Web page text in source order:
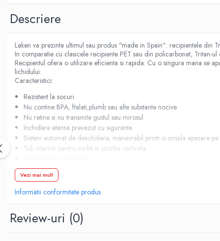
Demachiere si Curatare Ten
Pensete
Produse igiena intima
Descriere
Laken va prezinte ultimul sau produs "made in Spain": recipientele din
In comparatie cu clasicele recipiente PET sau din policarbonat, Tritan-
Recipientul ofera o utilizare eficienta si rapida. Cu o singura mana se
lichidului.
Caracteristici:
Rezistent la socuri
Nu contine BPA, ftalati,plumb sau alte substante nocive
Nu retine si nu transmite gustul sau mirosul
Inchidere etansa prevazut cu siguranta
Sistem automat de deschidere, manevrabil printr-o simpla apasare
Tub interior pentru sorbit in pozitie verticala
Diametru 7.3 cm
inaltime 17.7 cm
greutate 149 gr
Nu este indicat folosirea bauturilor acidulate
Vezi mai mult
Informatii conformitate produs
Review-uri (0)